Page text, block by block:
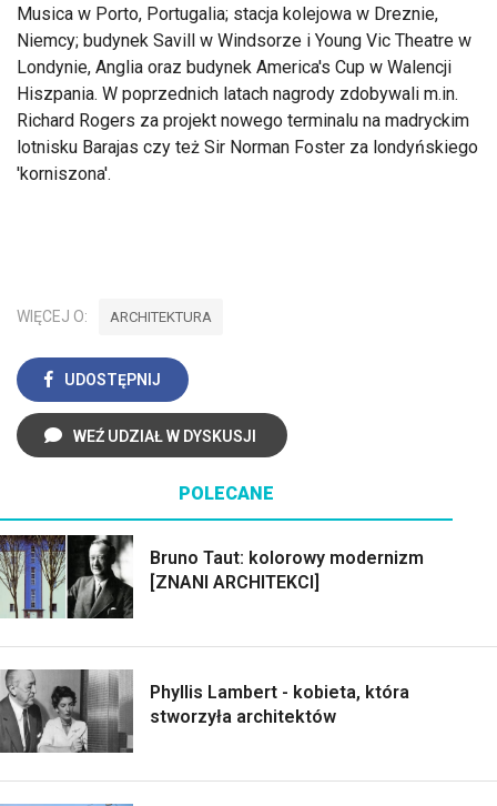
Musica w Porto, Portugalia; stacja kolejowa w Dreznie,
Niemcy; budynek Savill w Windsorze i Young Vic Theatre w
Londynie, Anglia oraz budynek America's Cup w Walencji
Hiszpania. W poprzednich latach nagrody zdobywali m.in.
Richard Rogers za projekt nowego terminalu na madryckim
lotnisku Barajas czy też Sir Norman Foster za londyńskiego
'korniszona'.
WIĘCEJ O: ARCHITEKTURA
UDOSTĘPNIJ
WEŹ UDZIAŁ W DYSKUSJI
POLECANE
Bruno Taut: kolorowy modernizm
[ZNANI ARCHITEKCI]
Phyllis Lambert - kobieta, która
stworzyła architektów